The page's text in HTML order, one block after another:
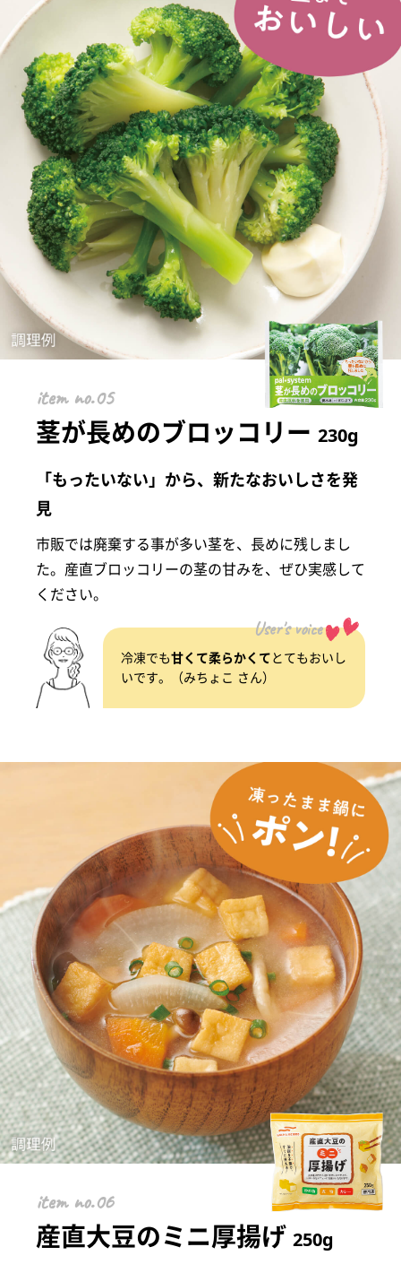
item
茎が長めのブロッコリー 230g
「もったいない」から、新たなおいしさを発
見
市販では廃棄する事が多い茎を、長めに残しまし
た。産直ブロッコリーの茎の甘みを、ぜひ実感して
ください。
User's voice
冷凍でも甘くて柔らかくてとてもおいし
いです。（みちょこ さん）
item
産直大豆のミニ厚揚げ 250g